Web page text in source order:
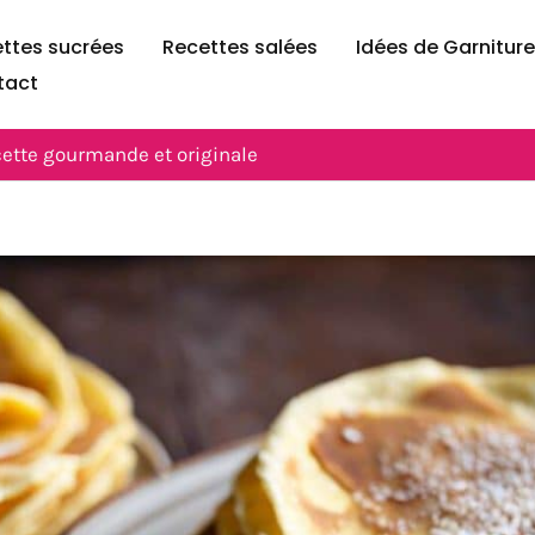
sucrées Recettes salées Idées de
gourmande et originale